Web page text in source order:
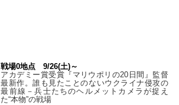
戦場0地点 9/26(土)～
アカデミー賞受賞『マリウポリの20日間』監督
最新作。誰も見たことのないウクライナ侵攻の
最前線－兵士たちのヘルメットカメラが捉え
た“本物”の戦場